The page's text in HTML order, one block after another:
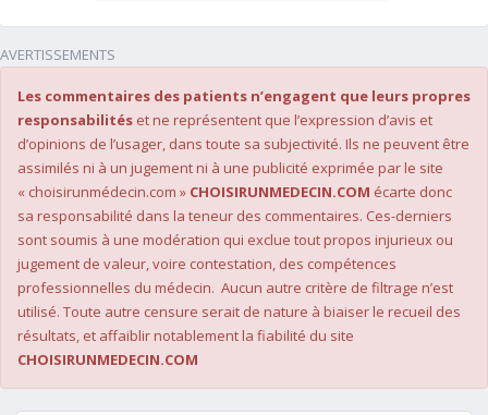
AVERTISSEMENTS
Les commentaires des patients n’engagent que leurs propres
responsabilités et ne représentent que l’expression d’avis et
d’opinions de l’usager, dans toute sa subjectivité. Ils ne peuvent être
assimilés ni à un jugement ni à une publicité exprimée par le site
« choisirunmédecin.com » CHOISIRUNMEDECIN.COM écarte donc
sa responsabilité dans la teneur des commentaires. Ces-derniers
sont soumis à une modération qui exclue tout propos injurieux ou
jugement de valeur, voire contestation, des compétences
professionnelles du médecin. Aucun autre critère de filtrage n’est
utilisé. Toute autre censure serait de nature à biaiser le recueil des
résultats, et affaiblir notablement la fiabilité du site
CHOISIRUNMEDECIN.COM